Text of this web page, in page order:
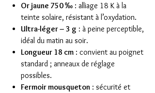
Or jaune 750 ‰ : alliage 18 K à la
teinte solaire, résistant à l’oxydation.
Ultra-léger – 3 g : à peine perceptible,
idéal du matin au soir.
Longueur 18 cm : convient au poignet
standard ; anneaux de réglage
possibles.
Fermoir mousqueton : sécurité et